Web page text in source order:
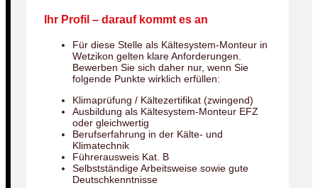
Ihr Profil – darauf kommt es an
Für diese Stelle als Kältesystem-Monteur in
Wetzikon gelten klare Anforderungen.
Bewerben Sie sich daher nur, wenn Sie
folgende Punkte wirklich erfüllen:
Klimaprüfung / Kältezertifikat (zwingend)
Ausbildung als Kältesystem-Monteur EFZ
oder gleichwertig
Berufserfahrung in der Kälte- und
Klimatechnik
Führerausweis Kat. B
Selbstständige Arbeitsweise sowie gute
Deutschkenntnisse